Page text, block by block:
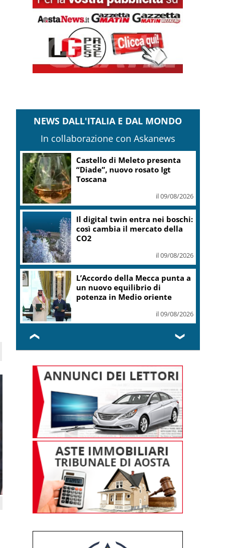
NEWS DALL'ITALIA E DAL MONDO
In collaborazione con Askanews
Castello di Meleto presenta
“Diade”, nuovo rosato Igt
Toscana
il 09/08/2026
Il digital twin entra nei boschi:
così cambia il mercato della
CO2
il 09/08/2026
L’Accordo della Mecca punta a
un nuovo equilibrio di
potenza in Medio oriente
il 09/08/2026
❮ ❯